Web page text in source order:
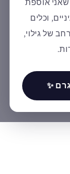
דילוג
אוספת
וכלים
של גילוי,
✨